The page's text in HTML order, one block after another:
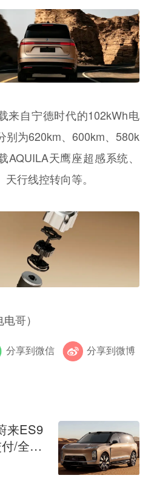
来自宁德时代的102kWh电
别为620km、600km、580k
天鹰座超感系统、
行线控转向等。
哥）
分享到微信 分享到微博
来ES9
/全域9